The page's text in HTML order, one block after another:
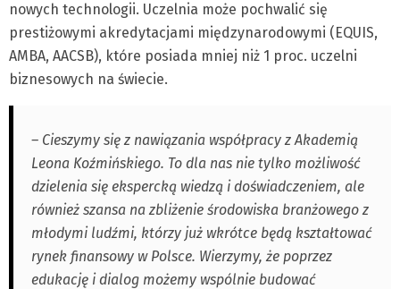
nowych technologii. Uczelnia może pochwalić się
prestiżowymi akredytacjami międzynarodowymi (EQUIS,
AMBA, AACSB), które posiada mniej niż 1 proc. uczelni
biznesowych na świecie.
– Cieszymy się z nawiązania współpracy z Akademią
Leona Koźmińskiego. To dla nas nie tylko możliwość
dzielenia się ekspercką wiedzą i doświadczeniem, ale
również szansa na zbliżenie środowiska branżowego z
młodymi ludźmi, którzy już wkrótce będą kształtować
rynek finansowy w Polsce. Wierzymy, że poprzez
edukację i dialog możemy wspólnie budować